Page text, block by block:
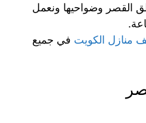
القصر وضواحيها ونعمل
منازل الكويت في جميع